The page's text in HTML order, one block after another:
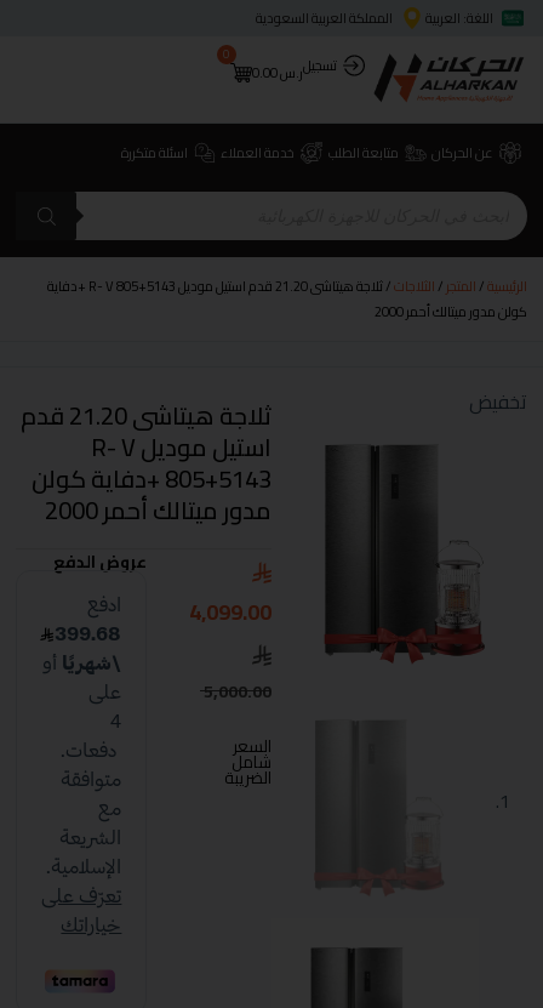
اللغة: العربية
المملكة العربية السعودية
تسجيلر.س0.00
0
عن الحركان متابعة الطلب خدمة العملاء اسئلة متكررة
الرئيسية/المتجر/الثلاجات
/ ثلاجة هيتاشى 21.20 قدم استيل موديل R- V 805+5143 +دفاية
كولن مدور ميتالك أحمر 2000
تخفيض ثلاجة هيتاشى 21.20 قدم
استيل موديل R- V
805+5143 +دفاية كولن
مدور ميتالك أحمر 2000
5,000.00
4,099.00
السعر
شامل
الضريبة
عروض الدفع